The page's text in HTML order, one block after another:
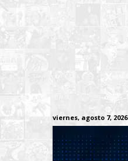
viernes, agosto 7, 2026